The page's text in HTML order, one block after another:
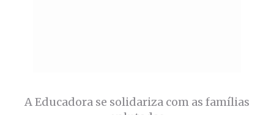
A Educadora se solidariza com as famílias